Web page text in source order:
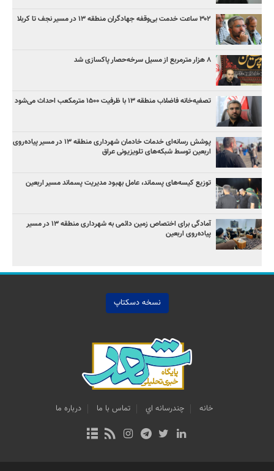
۳۰۲ ساعت خدمت بی‌وقفه جهادگران منطقه ۱۳ در مسیر نجف تا کربلا
۸ هزار مترمربع از مسیل سرخه‌حصار پاکسازی شد
تصفیه‌خانه فاضلاب منطقه ۱۳ با ظرفیت ۱۵۰۰ مترمکعب احداث می‌شود
پوشش رسانه‌ای خدمات خادمان شهرداری منطقه ۱۳ در مسیر پیاده‌روی
اربعین توسط شبکه‌های تلویزیونی عراق
توزیع کیسه‌های پسماند، عامل بهبود مدیریت پسماند مسیر اربعین
آمادگی برای اختصاص زمین دائمی به شهرداری منطقه ۱۳ در مسیر
پیاده‌روی اربعین
نسخه دسکتاپ
خانه چندرسانه اي تماس با ما درباره ما